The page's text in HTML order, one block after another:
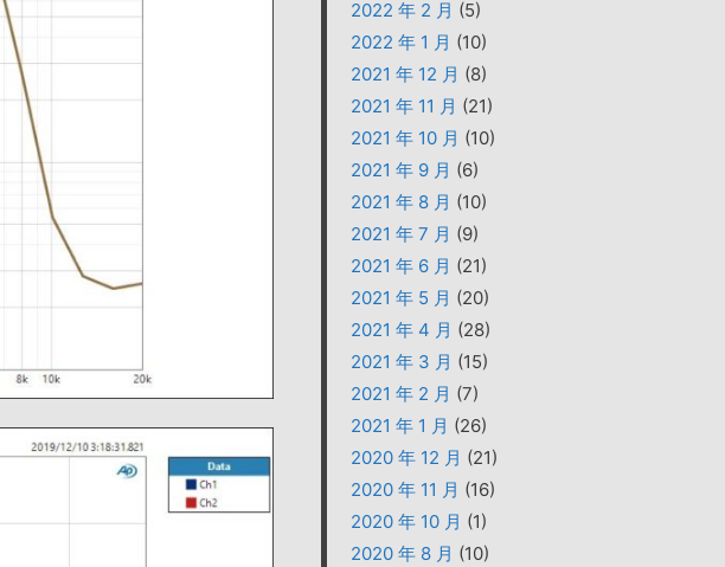
2022 年 2 月 (5)
2022 年 1 月 (10)
2021 年 12 月 (8)
2021 年 11 月 (21)
2021 年 10 月 (10)
2021 年 9 月 (6)
2021 年 8 月 (10)
2021 年 7 月 (9)
2021 年 6 月 (21)
2021 年 5 月 (20)
2021 年 4 月 (28)
2021 年 3 月 (15)
2021 年 2 月 (7)
2021 年 1 月 (26)
2020 年 12 月 (21)
2020 年 11 月 (16)
2020 年 10 月 (1)
2020 年 8 月 (10)